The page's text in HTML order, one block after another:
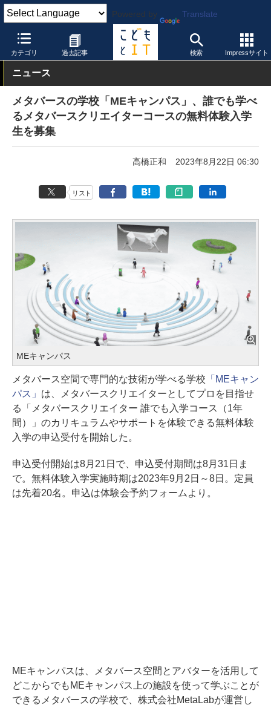
Powered by Translate
カテゴリ 過去記事 検索 Impressサイト
こどもとIT イベント・セミナー
ニュース
メタバースの学校「MEキャンパス」、誰でも学べ
るメタバースクリエイターコースの無料体験入学
生を募集
高橋正和 2023年8月22日 06:30
リスト
MEキャンパス
メタバース空間で専門的な技術が学べる学校 「MEキャン
パス」 は、メタバースクリエイターとしてプロを目指せ
る「メタバースクリエイター 誰でも入学コース（1年
間）」のカリキュラムやサポートを体験できる無料体験
入学の申込受付を開始した。
申込受付開始は8月21日で、申込受付期間は8月31日ま
で。無料体験入学実施時期は2023年9月2日～8日。定員
は先着20名。申込は体験会予約フォームより。
MEキャンパスは、メタバース空間とアバターを活用して
どこからでもMEキャンパス上の施設を使って学ぶことが
できるメタバースの学校で、株式会社MetaLabが運営し